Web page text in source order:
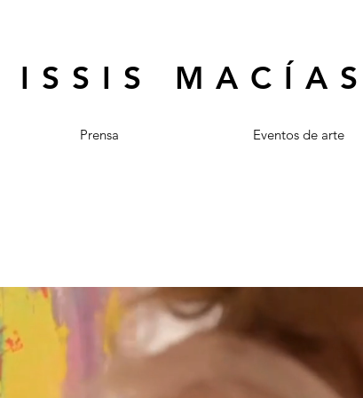
ISSIS MACÍAS
Prensa Eventos de arte